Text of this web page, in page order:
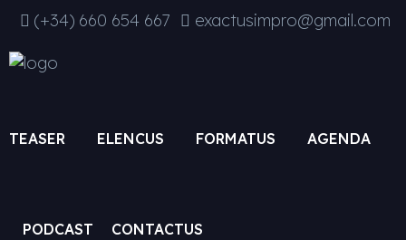
(+34) ‭660 654 667‬ exactusimpro@gmail.com
TEASER ELENCUS FORMATUS AGENDA
PODCAST CONTACTUS